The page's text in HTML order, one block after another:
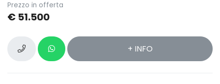
Prezzo in offerta
€ 51.500
+ INFO